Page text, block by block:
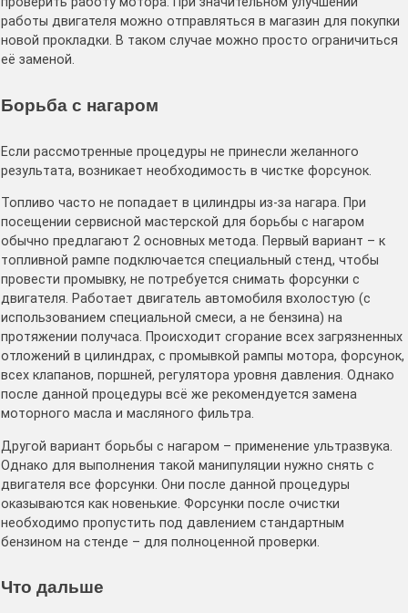
работы двигателя можно отправляться в магазин для покупки
новой прокладки. В таком случае можно просто ограничиться
её заменой.
Борьба с нагаром
Если рассмотренные процедуры не принесли желанного
результата, возникает необходимость в чистке форсунок.
Топливо часто не попадает в цилиндры из-за нагара. При
посещении сервисной мастерской для борьбы с нагаром
обычно предлагают 2 основных метода. Первый вариант – к
топливной рампе подключается специальный стенд, чтобы
провести промывку, не потребуется снимать форсунки с
двигателя. Работает двигатель автомобиля вхолостую (с
использованием специальной смеси, а не бензина) на
протяжении получаса. Происходит сгорание всех загрязненных
отложений в цилиндрах, с промывкой рампы мотора, форсунок,
всех клапанов, поршней, регулятора уровня давления. Однако
после данной процедуры всё же рекомендуется замена
моторного масла и масляного фильтра.
Другой вариант борьбы с нагаром – применение ультразвука.
Однако для выполнения такой манипуляции нужно снять с
двигателя все форсунки. Они после данной процедуры
оказываются как новенькие. Форсунки после очистки
необходимо пропустить под давлением стандартным
бензином на стенде – для полноценной проверки.
Что дальше